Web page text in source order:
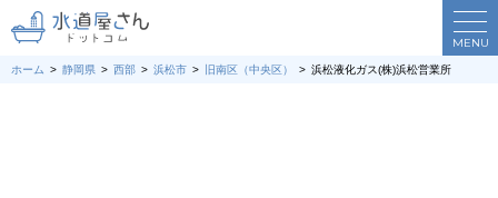
MENU
ホーム 静岡県 西部 浜松市 旧南区（中央区） 浜松液化ガス(株)浜松営業所